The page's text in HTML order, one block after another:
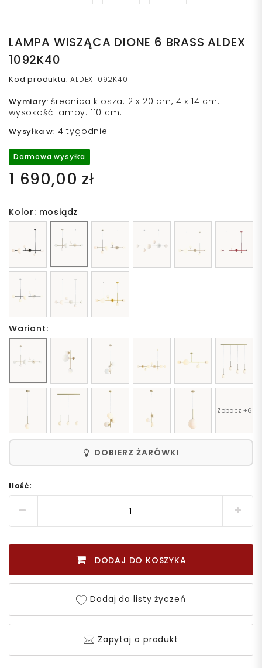
LAMPA WISZĄCA DIONE 6 BRASS ALDEX
1092K40
Kod produktu:ALDEX 1092K40
Wymiary: średnica klosza: 2 x 20 cm, 4 x 14 cm.
wysokość lampy: 110 cm.
Wysyłka w: 4 tygodnie
Darmowa wysyłka
1 690,00 zł
Kolor: mosiądz
Wariant:
Zobacz +6
DOBIERZ ŻARÓWKI
Ilość:
DODAJ DO KOSZYKA
Dodaj do listy życzeń
Zapytaj o produkt